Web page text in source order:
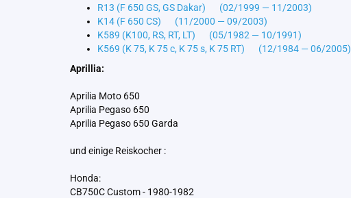
R13 (F 650 GS, GS Dakar) (02/1999 — 11/2003)
K14 (F 650 CS) (11/2000 — 09/2003)
K589 (K100, RS, RT, LT) (05/1982 — 10/1991)
K569 (K 75, K 75 c, K 75 s, K 75 RT) (12/1984 — 06/2005)
Aprillia:
Aprilia Moto 650
Aprilia Pegaso 650
Aprilia Pegaso 650 Garda
und einige Reiskocher :
Honda:
CB750C Custom - 1980-1982